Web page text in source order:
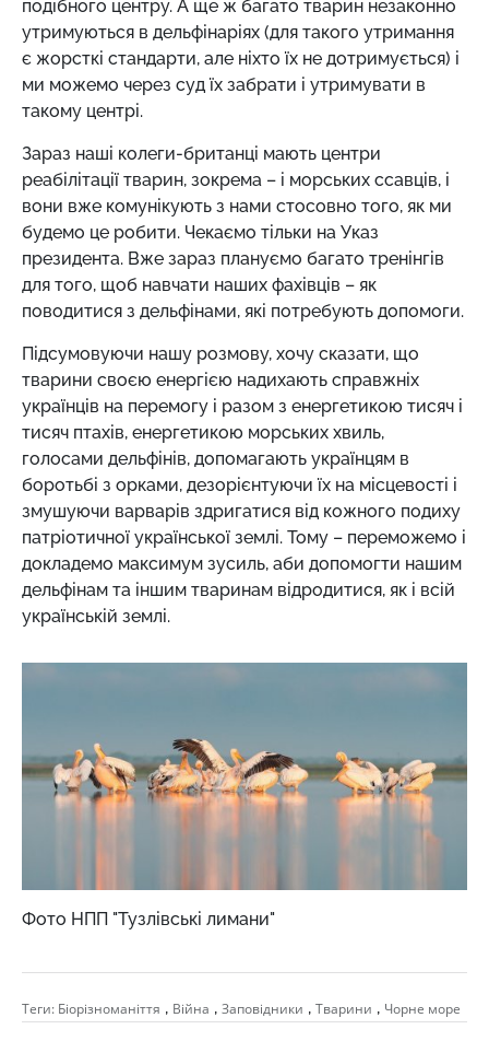
подібного центру. А ще ж багато тварин незаконно
утримуються в дельфінаріях (для такого утримання
є жорсткі стандарти, але ніхто їх не дотримується) і
ми можемо через суд їх забрати і утримувати в
такому центрі.
Зараз наші колеги-британці мають центри
реабілітації тварин, зокрема – і морських ссавців, і
вони вже комунікують з нами стосовно того, як ми
будемо це робити. Чекаємо тільки на Указ
президента. Вже зараз плануємо багато тренінгів
для того, щоб навчати наших фахівців – як
поводитися з дельфінами, які потребують допомоги.
Підсумовуючи нашу розмову, хочу сказати, що
тварини своєю енергією надихають справжніх
українців на перемогу і разом з енергетикою тисяч і
тисяч птахів, енергетикою морських хвиль,
голосами дельфінів, допомагають українцям в
боротьбі з орками, дезорієнтуючи їх на місцевості і
змушуючи варварів здригатися від кожного подиху
патріотичної української землі. Тому – переможемо і
докладемо максимум зусиль, аби допомогти нашим
дельфінам та іншим тваринам відродитися, як і всій
українській землі.
Фото НПП "Тузлівські лимани"
Теги: Біорізноманіття , Війна , Заповідники , Тварини , Чорне море